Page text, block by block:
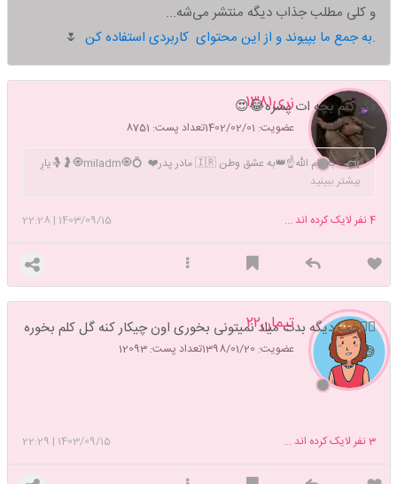
و کلی مطلب جذاب دیگه منتشر می‌شه...
به جمع ما بپیوند و از این محتوای کاربردی استفاده کن.
🌷
زری۱۳۸۱
عضویت: 1402/02/01 تعداد پست: 8751
فکر کنم بچه ات پسره😂😍
به نام الله☝️👑به عشق وطن 🇮🇷 مادر پدر❤️ 💍🧿miladm🧿🤰🤱یارِ
بیشتر ببینید
1403/09/15
|
22:28 4نفر لایک کرده اند ...
تیمان۲۲
عضویت: 1398/01/20 تعداد پست: 12093
😵‍💫خب دیگه بدت میاد نمیتونی بخوری اون چیکار کنه گل کلم بخوره
😅
1403/09/15
|
22:29 3نفر لایک کرده اند ...